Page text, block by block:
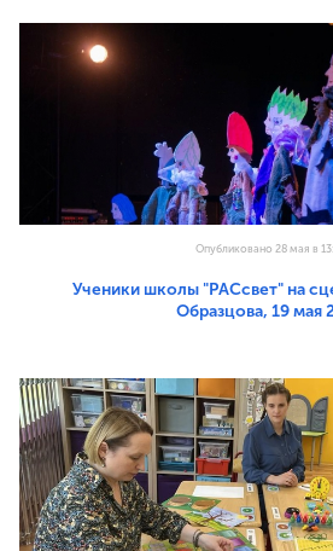
Опубликовано 28 мая в
Ученики школы "РАСсвет" на
Образцова, 19 мая